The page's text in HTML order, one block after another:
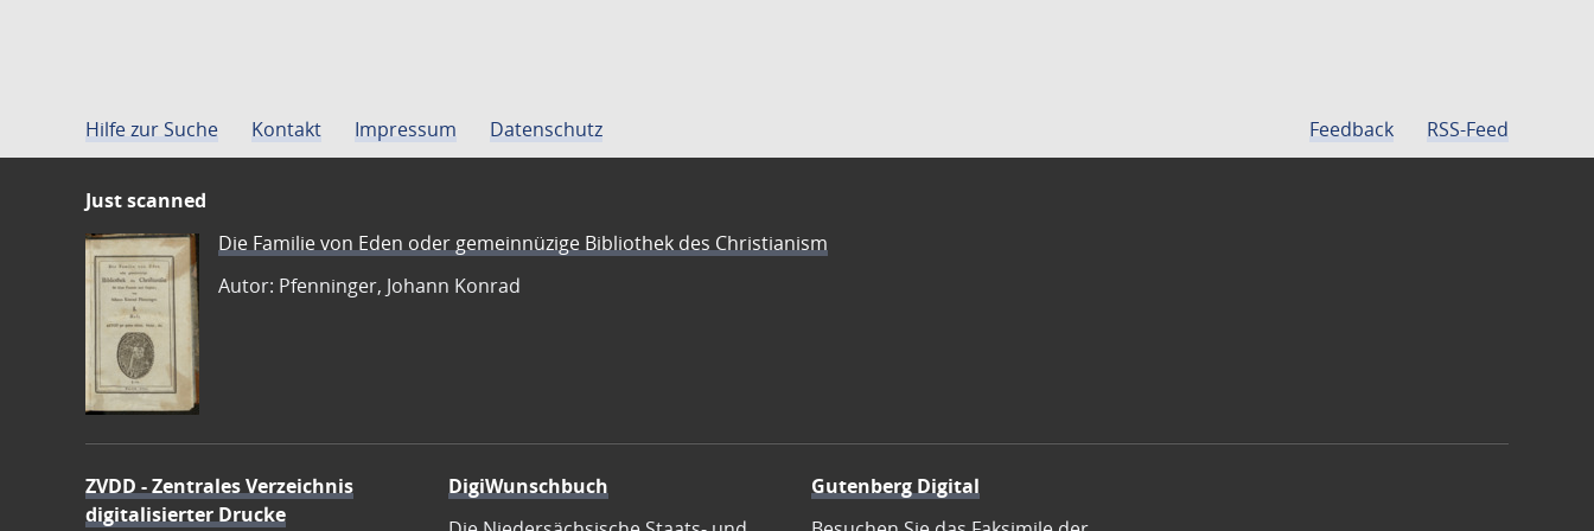
Hilfe zur Suche Kontakt Impressum Datenschutz Feedback RSS-Feed
Just scanned
Die Familie von Eden oder gemeinnüzige Bibliothek des Christianism
Autor: Pfenninger, Johann Konrad
ZVDD - Zentrales Verzeichnis
digitalisierter Drucke
DigiWunschbuch
Gutenberg Digital